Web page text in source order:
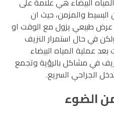
والمزمن، حيث ان
عرض طبيعي يزول مع الوقت او
في حال استمرار النزيف
عملية المياه البيضاء
في مشاكل بالرؤية وتجمع
الجراحي السريع.
الضوء